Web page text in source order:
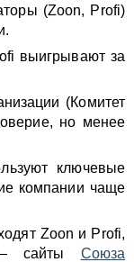
(Zoon, Profi)
выигрывают за
(Комитет
но менее
ключевые
компании чаще
Zoon и Profi,
— сайты Союза